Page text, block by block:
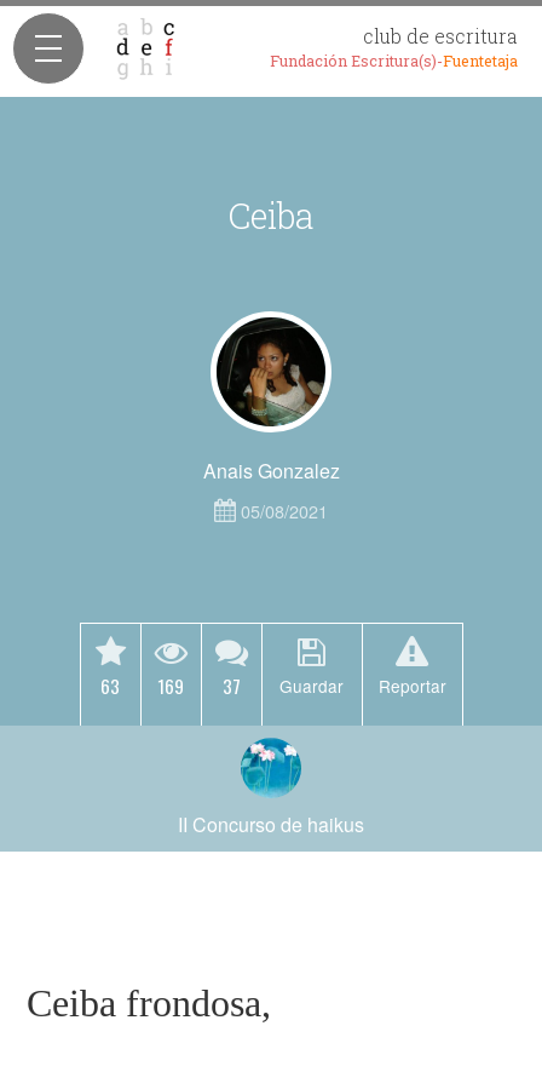
club de escritura
Fundación Escritura(s)-Fuentetaja
Ceiba
Anais Gonzalez
05/08/2021
63 169 37 Guardar Reportar
II Concurso de haikus
Ceiba frondosa,